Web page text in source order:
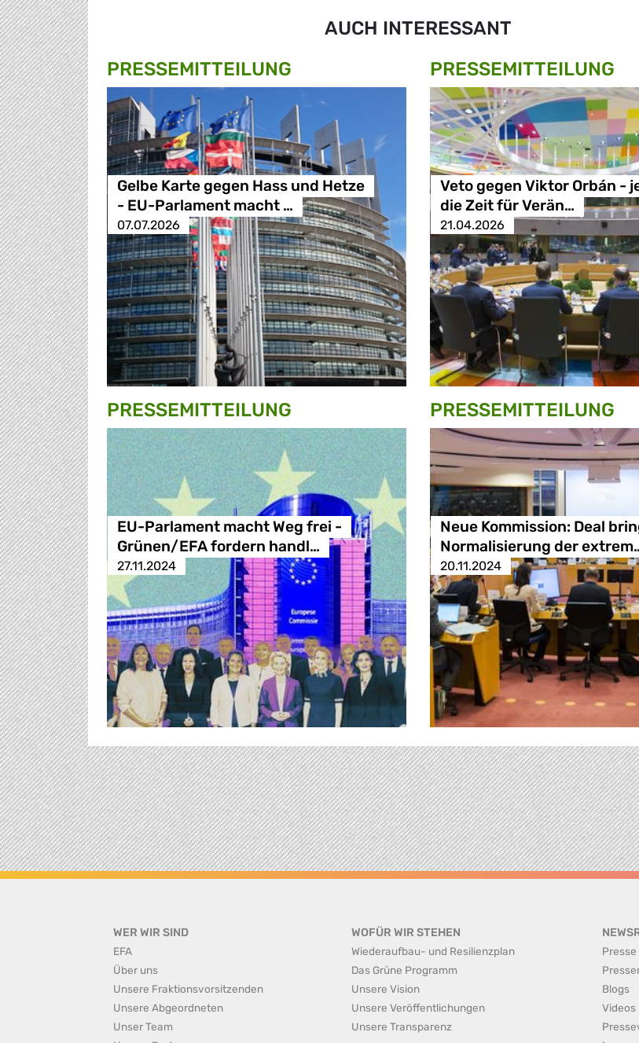
AUCH INTERESSANT
PRESSE­MITTEILUNG
Gelbe Karte gegen Hass und Hetze
- EU-Parlament macht …
07.07.2026
PRESSE­MITTEILUNG
Veto gegen Viktor Orbán -
die Zeit für Verän…
21.04.2026
PRESSE­MITTEILUNG
EU-Parlament macht Weg frei -
Grünen/EFA fordern handl…
27.11.2024
PRESSE­MITTEILUNG
Neue Kommission: Deal
Normalisierung der
20.11.2024
WER WIR SIND
EFA
Über uns
Unsere Fraktionsvorsitzenden
Unsere Abgeordneten
Unser Team
WOFÜR WIR STEHEN
Wiederaufbau- und Resilienzplan
Das Grüne Programm
Unsere Vision
Unsere Veröffentlichungen
Unsere Transparenz
Blogs
Videos